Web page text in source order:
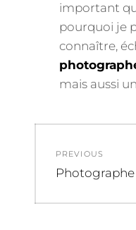
important
pourquoi je
connaître,
mais aussi
de
l’article
PREVIOUS
Previous